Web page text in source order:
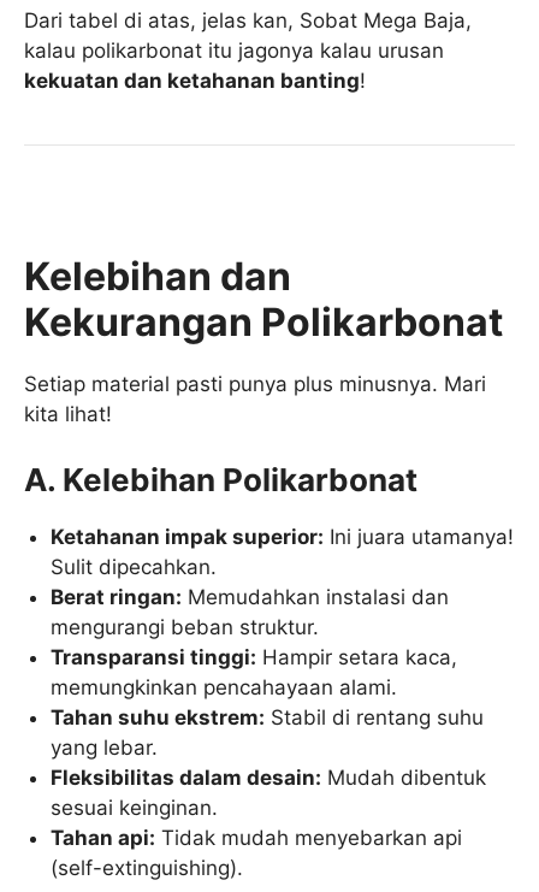
Dari tabel di atas, jelas kan, Sobat Mega Baja,
kalau polikarbonat itu jagonya kalau urusan
kekuatan dan ketahanan banting!
Kelebihan dan
Kekurangan Polikarbonat
Setiap material pasti punya plus minusnya. Mari
kita lihat!
A. Kelebihan Polikarbonat
Ketahanan impak superior: Ini juara utamanya!
Sulit dipecahkan.
Berat ringan: Memudahkan instalasi dan
mengurangi beban struktur.
Transparansi tinggi: Hampir setara kaca,
memungkinkan pencahayaan alami.
Tahan suhu ekstrem: Stabil di rentang suhu
yang lebar.
Fleksibilitas dalam desain: Mudah dibentuk
sesuai keinginan.
Tahan api: Tidak mudah menyebarkan api
(self-extinguishing).